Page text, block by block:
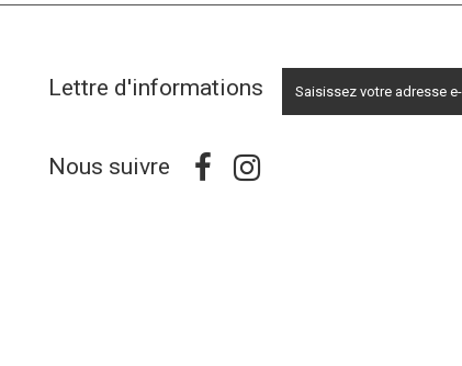
Lettre d'informations
Nous suivre